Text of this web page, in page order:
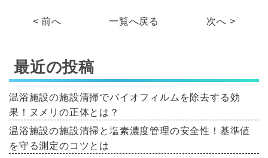
< 前へ 一覧へ戻る 次へ >
最近の投稿
温浴施設の施設清掃でバイオフィルムを除去する効
果！ヌメリの正体とは？
温浴施設の施設清掃と塩素濃度管理の安全性！基準値
を守る測定のコツとは